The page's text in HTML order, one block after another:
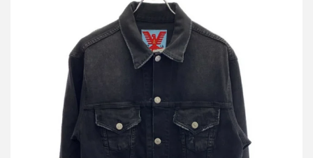
タイチムラカミ ロングシャツ
買取金額14,400円